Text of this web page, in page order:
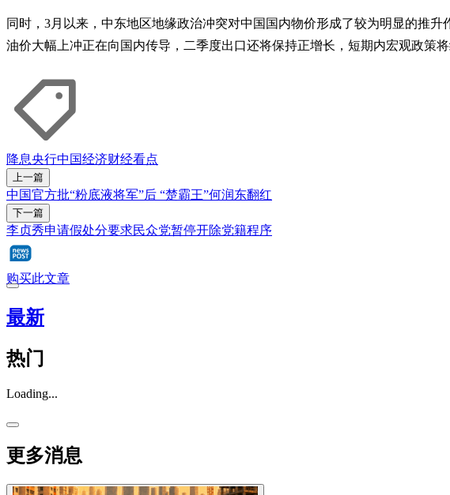
同时，3月以来，中东地区地缘政治冲突对中国国内物价形成了较为明显的推
油价大幅上冲正在向国内传导，二季度出口还将保持正增长，短期内宏观政策
降息央行中国经济财经看点
上一篇
中国官方批“粉底液将军”后 “楚霸王”何润东翻红
下一篇
李贞秀申请假处分要求民众党暂停开除党籍程序
购买此文章
最新
热门
Loading...
更多消息